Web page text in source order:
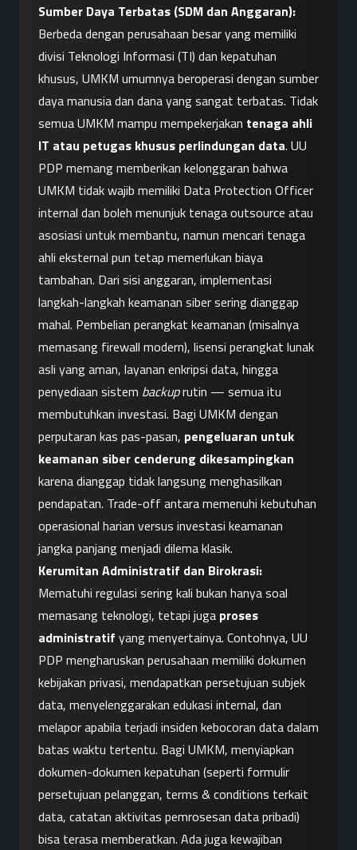
Sumber Daya Terbatas (SDM dan Anggaran):
Berbeda dengan perusahaan besar yang memiliki
divisi Teknologi Informasi (TI) dan kepatuhan
khusus, UMKM umumnya beroperasi dengan sumber
daya manusia dan dana yang sangat terbatas. Tidak
semua UMKM mampu mempekerjakan tenaga ahli
IT atau petugas khusus perlindungan data. UU
PDP memang memberikan kelonggaran bahwa
UMKM tidak wajib memiliki Data Protection Officer
internal dan boleh menunjuk tenaga outsource atau
asosiasi untuk membantu, namun mencari tenaga
ahli eksternal pun tetap memerlukan biaya
tambahan. Dari sisi anggaran, implementasi
langkah-langkah keamanan siber sering dianggap
mahal. Pembelian perangkat keamanan (misalnya
memasang firewall modern), lisensi perangkat lunak
asli yang aman, layanan enkripsi data, hingga
penyediaan sistem backup rutin — semua itu
membutuhkan investasi. Bagi UMKM dengan
perputaran kas pas-pasan, pengeluaran untuk
keamanan siber cenderung dikesampingkan
karena dianggap tidak langsung menghasilkan
pendapatan. Trade-off antara memenuhi kebutuhan
operasional harian versus investasi keamanan
jangka panjang menjadi dilema klasik.
Kerumitan Administratif dan Birokrasi:
Mematuhi regulasi sering kali bukan hanya soal
memasang teknologi, tetapi juga proses
administratif yang menyertainya. Contohnya, UU
PDP mengharuskan perusahaan memiliki dokumen
kebijakan privasi, mendapatkan persetujuan subjek
data, menyelenggarakan edukasi internal, dan
melapor apabila terjadi insiden kebocoran data dalam
batas waktu tertentu. Bagi UMKM, menyiapkan
dokumen-dokumen kepatuhan (seperti formulir
persetujuan pelanggan, terms & conditions terkait
data, catatan aktivitas pemrosesan data pribadi)
bisa terasa memberatkan. Ada juga kewajiban